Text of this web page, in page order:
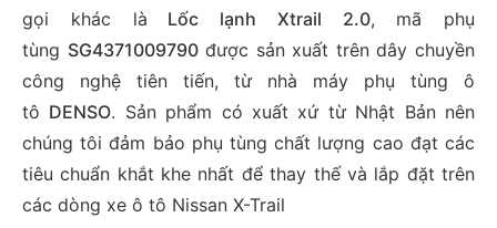
gọi khác là Lốc lạnh Xtrail 2.0, mã phụ
tùng SG4371009790được sản xuất trên dây chuyền
công nghệ tiên tiến, từ nhà máy phụ tùng ô
tô DENSO. Sản phẩm có xuất xứ từ Nhật Bản nên
chúng tôi đảm bảo phụ tùng chất lượng cao đạt các
tiêu chuẩn khắt khe nhất để thay thế và lắp đặt trên
các dòng xe ô tô Nissan X-Trail